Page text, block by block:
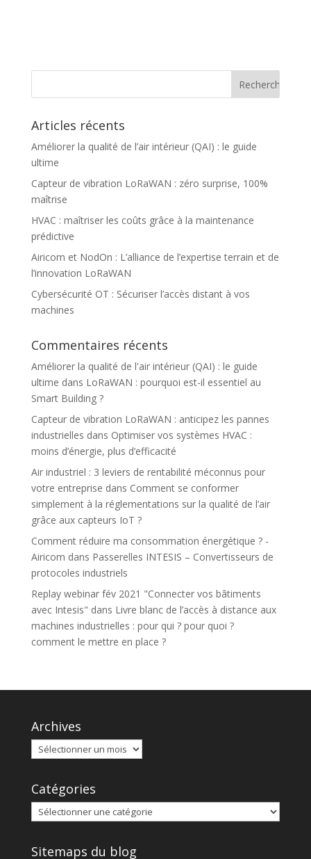
Articles récents
Améliorer la qualité de l’air intérieur (QAI) : le guide
ultime
Capteur de vibration LoRaWAN : zéro surprise, 100%
maîtrise
HVAC : maîtriser les coûts grâce à la maintenance
prédictive
Airicom et NodOn : L’alliance de l’expertise terrain et de
l’innovation LoRaWAN
Cybersécurité OT : Sécuriser l’accès distant à vos
machines
Commentaires récents
Améliorer la qualité de l'air intérieur (QAI) : le guide
ultime dans LoRaWAN : pourquoi est-il essentiel au
Smart Building ?
Capteur de vibration LoRaWAN : anticipez les pannes
industrielles dans Optimiser vos systèmes HVAC :
moins d’énergie, plus d’efficacité
Air industriel : 3 leviers de rentabilité méconnus pour
votre entreprise dans Comment se conformer
simplement à la réglementations sur la qualité de l’air
grâce aux capteurs IoT ?
Comment réduire ma consommation énergétique ? -
Airicom dans Passerelles INTESIS – Convertisseurs de
protocoles industriels
Replay webinar fév 2021 "Connecter vos bâtiments
avec Intesis" dans Livre blanc de l’accès à distance aux
machines industrielles : pour qui ? pour quoi ?
comment le mettre en place ?
Archives
Catégories
Sitemaps du blog